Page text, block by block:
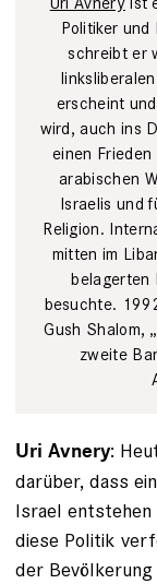
Politiker
schreibt er
erscheint
wird, auch ins
einen
arabischen
Israelis und
Religion.
mitten im
belagerten
besuchte.
Gush Shalom,
zweite
Uri Avnery:
darüber, dass
Israel entstehen
diese Politik
der